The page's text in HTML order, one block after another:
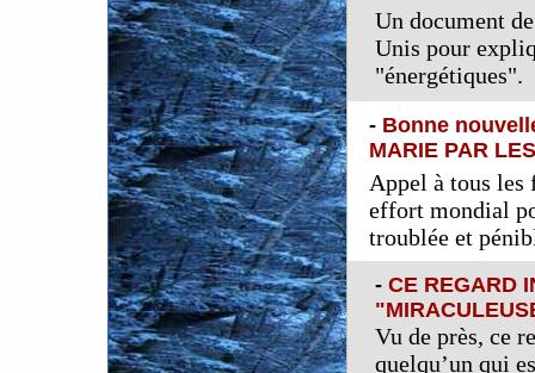
Un document
Unis pour
"énergétiques".
- Bonne
MARIE PAR
Appel à tous les
effort mondial
troublée et
- CE REGARD
Vu de près, ce
quelqu’un qui